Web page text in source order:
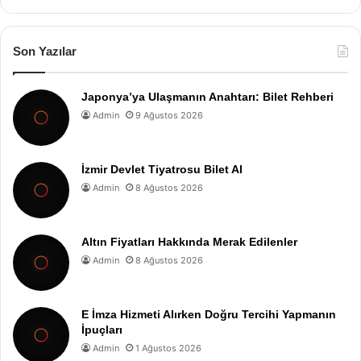
Son Yazılar
Japonya’ya Ulaşmanın Anahtarı: Bilet Rehberi
Admin 9 Ağustos 2026
İzmir Devlet Tiyatrosu Bilet Al
Admin 8 Ağustos 2026
Altın Fiyatları Hakkında Merak Edilenler
Admin 8 Ağustos 2026
E İmza Hizmeti Alırken Doğru Tercihi Yapmanın
İpuçları
Admin 1 Ağustos 2026